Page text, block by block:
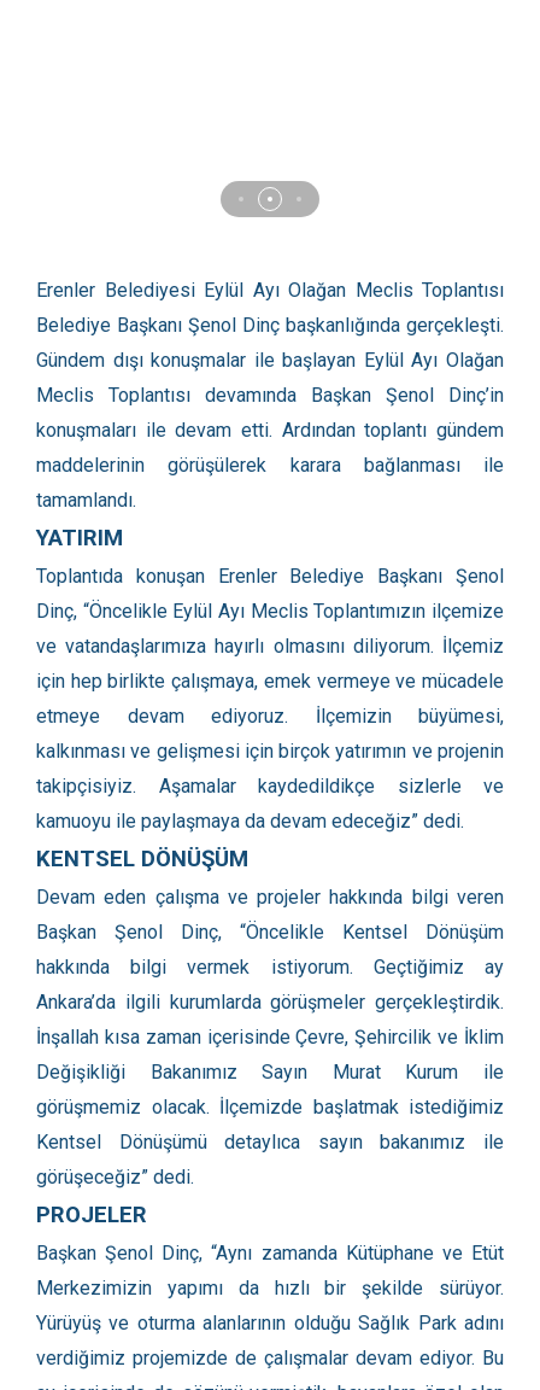
Erenler Belediyesi Eylül Ayı Olağan Meclis Toplantısı
Belediye Başkanı Şenol Dinç başkanlığında gerçekleşti.
Gündem dışı konuşmalar ile başlayan Eylül Ayı Olağan
Meclis Toplantısı devamında Başkan Şenol Dinç’in
konuşmaları ile devam etti. Ardından toplantı gündem
maddelerinin görüşülerek karara bağlanması ile
tamamlandı.
YATIRIM
Toplantıda konuşan Erenler Belediye Başkanı Şenol
Dinç, “Öncelikle Eylül Ayı Meclis Toplantımızın ilçemize
ve vatandaşlarımıza hayırlı olmasını diliyorum. İlçemiz
için hep birlikte çalışmaya, emek vermeye ve mücadele
etmeye devam ediyoruz. İlçemizin büyümesi,
kalkınması ve gelişmesi için birçok yatırımın ve projenin
takipçisiyiz. Aşamalar kaydedildikçe sizlerle ve
kamuoyu ile paylaşmaya da devam edeceğiz” dedi.
KENTSEL DÖNÜŞÜM
Devam eden çalışma ve projeler hakkında bilgi veren
Başkan Şenol Dinç, “Öncelikle Kentsel Dönüşüm
hakkında bilgi vermek istiyorum. Geçtiğimiz ay
Ankara’da ilgili kurumlarda görüşmeler gerçekleştirdik.
İnşallah kısa zaman içerisinde Çevre, Şehircilik ve İklim
Değişikliği Bakanımız Sayın Murat Kurum ile
görüşmemiz olacak. İlçemizde başlatmak istediğimiz
Kentsel Dönüşümü detaylıca sayın bakanımız ile
görüşeceğiz” dedi.
PROJELER
Başkan Şenol Dinç, “Aynı zamanda Kütüphane ve Etüt
Merkezimizin yapımı da hızlı bir şekilde sürüyor.
Yürüyüş ve oturma alanlarının olduğu Sağlık Park adını
verdiğimiz projemizde de çalışmalar devam ediyor. Bu